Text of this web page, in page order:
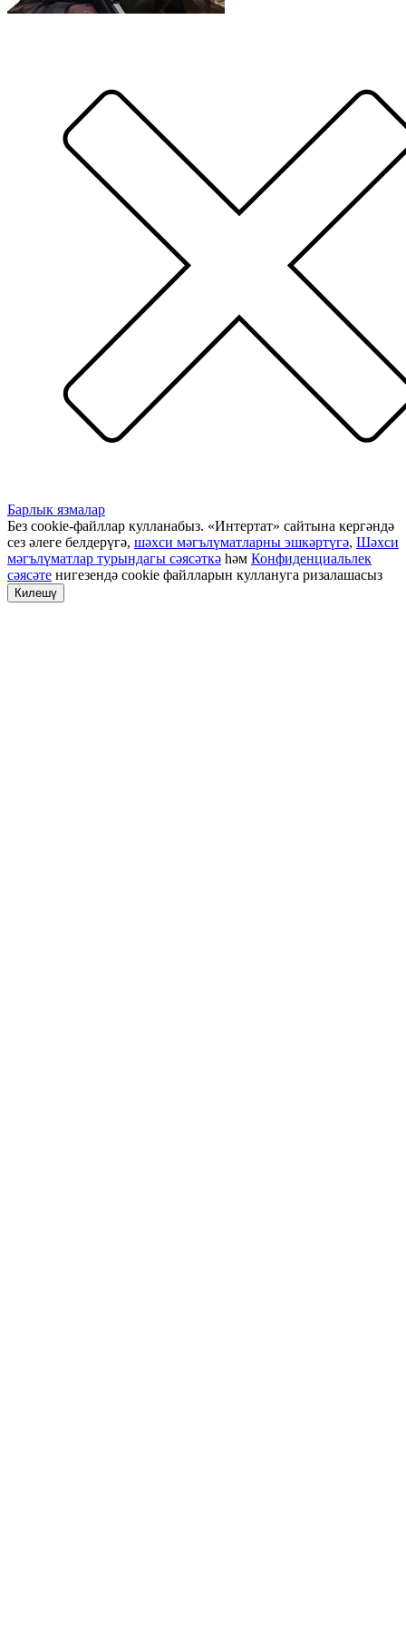
Барлык язмалар
Без cookie-файллар кулланабыз. «Интертат» сайтына кергәндә
сез әлеге белдерүгә, шәхси мәгълүматларны эшкәртүгә, Шәхси
мәгълүматлар турындагы сәясәткә һәм Конфиденциальлек
сәясәте нигезендә cookie файлларын куллануга ризалашасыз
Килешү